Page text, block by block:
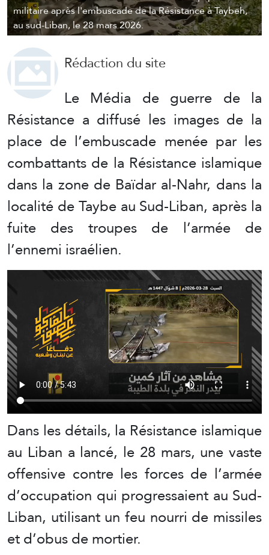
militaire après l'embuscade de la Résistance à Taybeh,
au sud-Liban, le 28 mars 2026.
Rédaction du site
Le Média de guerre de la
Résistance a diffusé les images de la
place de l’embuscade menée par les
combattants de la Résistance islamique
dans la zone de Baïdar al-Nahr, dans la
localité de Taybe au Sud-Liban, après la
fuite des troupes de l’armée de
l’ennemi israélien.
Dans les détails, la Résistance islamique
au Liban a lancé, le 28 mars, une vaste
offensive contre les forces de l’armée
d’occupation qui progressaient au Sud-
Liban, utilisant un feu nourri de missiles
et d’obus de mortier.